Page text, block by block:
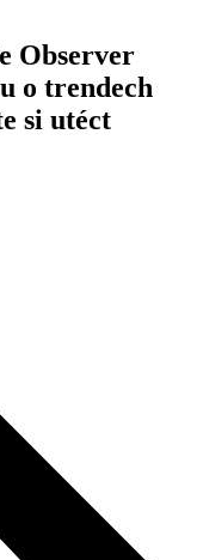
Observer
o trendech
si utéct